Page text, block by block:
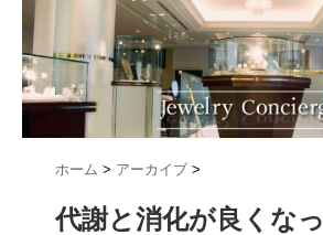
ホーム > アーカイブ >
代謝と消化が良くな